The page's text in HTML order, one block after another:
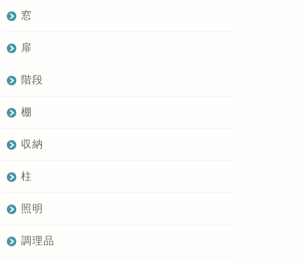
窓
扉
階段
棚
収納
柱
照明
調理品